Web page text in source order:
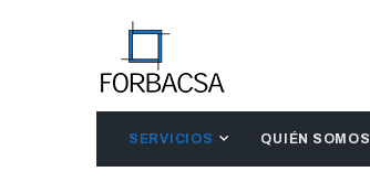
SERVICIOS QUIÉN SOMOS